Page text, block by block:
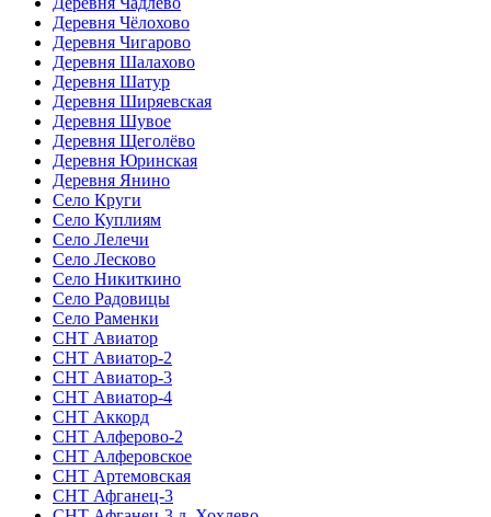
Деревня Чёлохово
Деревня Чигарово
Деревня Шалахово
Деревня Шатур
Деревня Ширяевская
Деревня Шувое
Деревня Щеголёво
Деревня Юринская
Деревня Янино
Село Круги
Село Куплиям
Село Лелечи
Село Лесково
Село Никиткино
Село Радовицы
Село Раменки
СНТ Авиатор
СНТ Авиатор-2
СНТ Авиатор-3
СНТ Авиатор-4
СНТ Аккорд
СНТ Алферово-2
СНТ Алферовское
СНТ Артемовская
СНТ Афганец-3